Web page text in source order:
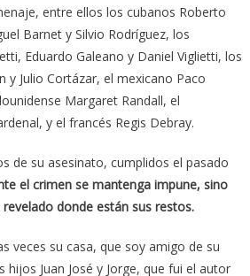
entre ellos los cubanos Roberto
Barnet y Silvio Rodríguez, los
Eduardo Galeano y Daniel Viglietti, los
y Julio Cortázar, el mexicano Paco
Margaret Randall, el
y el francés Regis Debray.
de su asesinato, cumplidos el pasado
el crimen se mantenga impune, sino
donde están sus restos.
veces su casa, que soy amigo de su
hijos Juan José y Jorge, que fui el autor